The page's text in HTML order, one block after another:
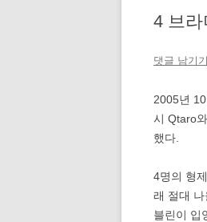
4 브라
댓글 남기기
2005년
시 Qtaro
했다.
4명의 형
래 절대
블린이 입